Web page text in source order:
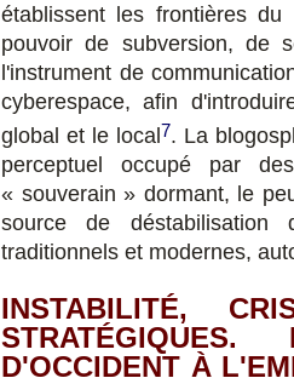
établissent les frontières
pouvoir de subversion, de
l'instrument de
cyberespace, afin
global et le local7. La
perceptuel occupé par
« souverain » dormant, le
source de
traditionnels et modernes,
INSTABILITÉ,
D'OCCIDENT À